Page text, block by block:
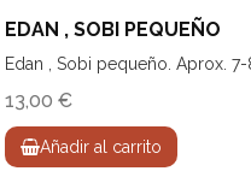
EDAN , SOBI PEQUEÑO
Edan , Sobi pequeño. Aprox. 7-
13,00 €
Añadir al carrito